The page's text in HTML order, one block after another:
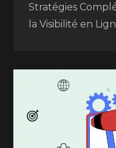
Stratégies
la Visibilité en